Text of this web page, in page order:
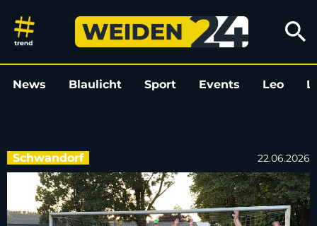
Kultderby in Schwandorf:
search
News Blaulicht Sport Events Leo
Schwandorf 22.06.2026